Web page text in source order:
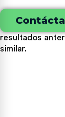
resultados
similar.